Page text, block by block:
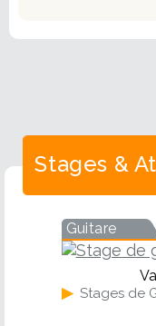
Stages &
Guitare
▶ Stages de